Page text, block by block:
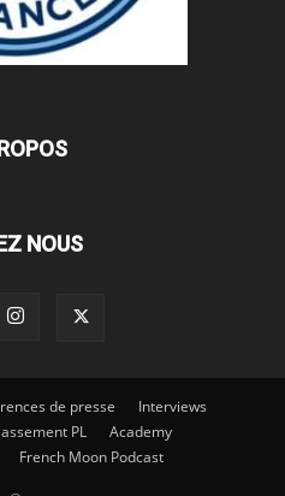
NOUS
de presse
Interviews
PL
Academy
French Moon Podcast